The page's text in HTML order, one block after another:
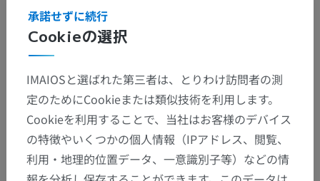
レンズ核束；H2野
脚ワナ
前視床脚；前視床放線
上視床脚；中心視床放線
詳細を見る
Cookieの選択
承諾せずに続行
IMAIOSと選ばれた第三者は、とりわけ訪問者の測
定のためにCookieまたは類似技術を利用します。
Cookieを利用することで、当社はお客様のデバイス
の特徴やいくつかの個人情報（IPアドレス、閲覧、
利用・地理的位置データ、一意識別子等）などの情